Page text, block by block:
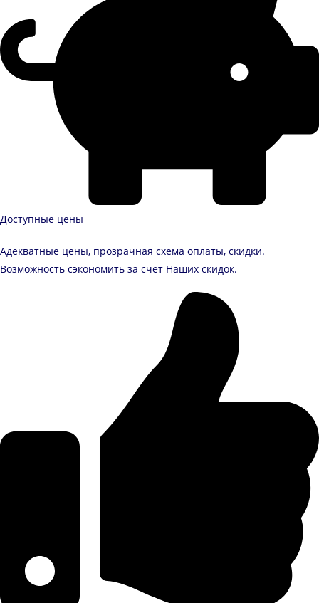
Доступные цены
Адекватные цены, прозрачная схема оплаты, скидки.
Возможность сэкономить за счет Наших скидок.